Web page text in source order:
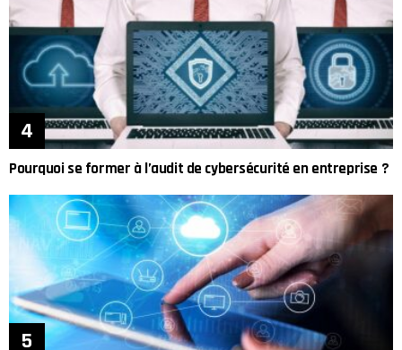
Pourquoi se former à l’audit de cybersécurité en entreprise ?